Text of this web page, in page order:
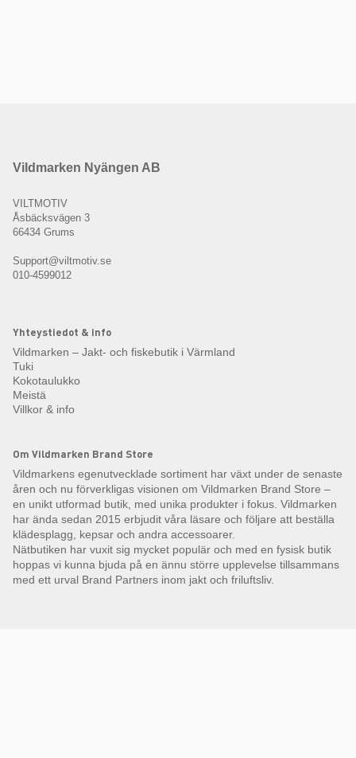
Vildmarken Nyängen AB
VILTMOTIV
Åsbäcksvägen 3
66434 Grums
Support@viltmotiv.se
010-4599012
Yhteystiedot & info
Vildmarken – Jakt- och fiskebutik i Värmland
Tuki
Kokotaulukko
Meistä
Villkor & info
Om Vildmarken Brand Store
Vildmarkens egenutvecklade sortiment har växt under de senaste
åren och nu förverkligas visionen om Vildmarken Brand Store –
en unikt utformad butik, med unika produkter i fokus. Vildmarken
har ända sedan 2015 erbjudit våra läsare och följare att beställa
klädesplagg, kepsar och andra accessoarer.
Nätbutiken har vuxit sig mycket populär och med en fysisk butik
hoppas vi kunna bjuda på en ännu större upplevelse tillsammans
med ett urval Brand Partners inom jakt och friluftsliv.